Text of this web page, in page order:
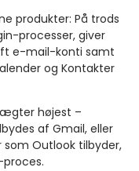
produkter: På trods
processer, giver
e-mail-konti samt
og Kontakter
højest –
af Gmail, eller
Outlook tilbyder,